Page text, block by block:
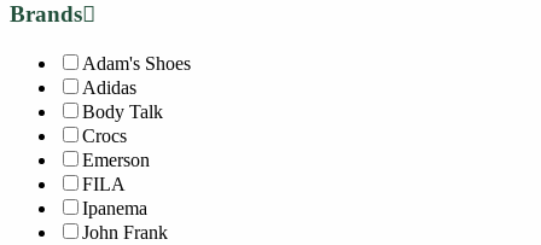
Brands
Adam's Shoes
Adidas
Body Talk
Crocs
Emerson
FILA
Ipanema
John Frank